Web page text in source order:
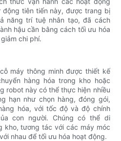
tiên tiến này, được trang bị
năng trí tuệ nhân tạo, đã cách
hậu cần bằng cách tối ưu hóa
chi phí.
máy thông minh được thiết kế
hàng hóa trong kho hoặc
robot này có thể thực hiện nhiều
hạn như chọn hàng, đóng gói,
hóa, với tốc độ và độ chính
con người. Chúng có thể di
kho, tương tác với các máy móc
nhau để tối ưu hóa hoạt động.